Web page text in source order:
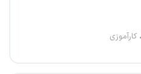
کارآموزی